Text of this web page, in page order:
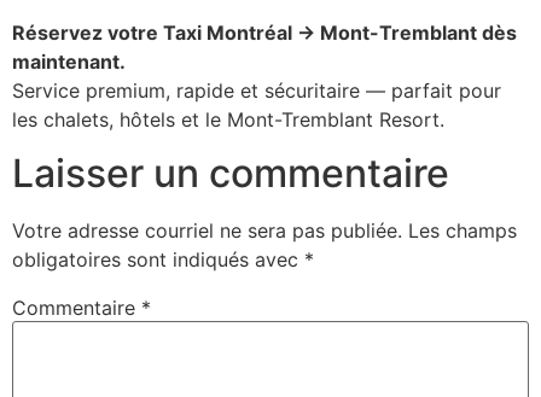
Réservez votre Taxi Montréal → Mont-Tremblant dès
maintenant.
Service premium, rapide et sécuritaire — parfait pour
les chalets, hôtels et le Mont-Tremblant Resort.
Laisser un commentaire
Votre adresse courriel ne sera pas publiée. Les champs
obligatoires sont indiqués avec *
Commentaire *